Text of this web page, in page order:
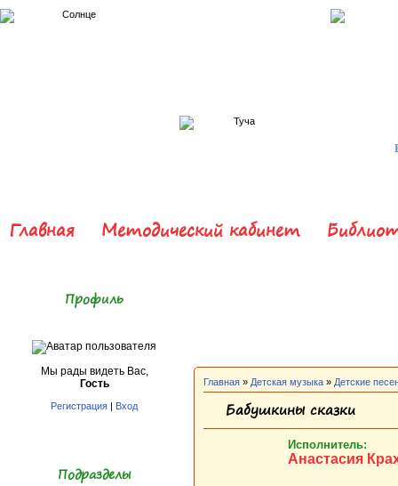
Главная Методический кабинет
Профиль
Мы рады видеть Вас,
Гость
Регистрация | Вход
Подразделы
Главная » Детская музыка » Детские
Бабушкины сказки
Исполнитель:
Анастасия